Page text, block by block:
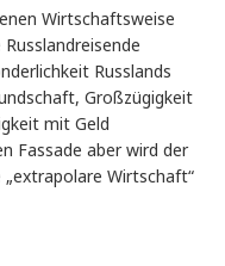
Wirtschaftsweise
Russlands
Großzügigkeit
mit Geld
Fassade aber wird der
Wirtschaft“